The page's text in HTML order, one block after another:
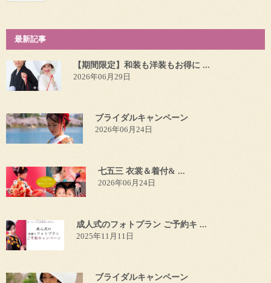
最新記事
【期間限定】和装も洋装もお得に ...
2026年06月29日
ブライダルキャンペーン
2026年06月24日
七五三 衣裳＆着付& ...
2026年06月24日
成人式のフォトプラン ご予約キ ...
2025年11月11日
ブライダルキャンペーン